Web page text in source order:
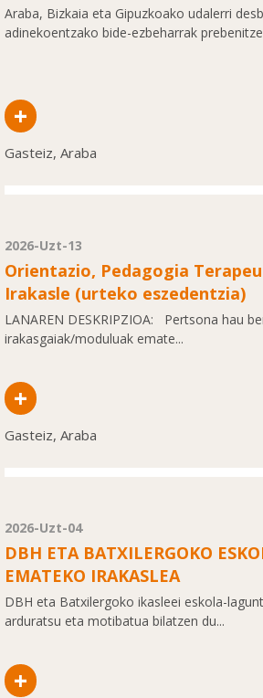
Araba, Bizkaia eta Gipuzkoako udalerri
adinekoentzako bide-ezbeharrak
+
Gasteiz, Araba
2026-Uzt-13
Orientazio, Pedagogia
Irakasle (urteko eszedentzia)
LANAREN DESKRIPZIOA: Pertsona hau
irakasgaiak/moduluak emate...
+
Gasteiz, Araba
2026-Uzt-04
DBH ETA BATXILERGOKO
EMATEKO IRAKASLEA
DBH eta Batxilergoko ikasleei eskola-
arduratsu eta motibatua bilatzen du...
+